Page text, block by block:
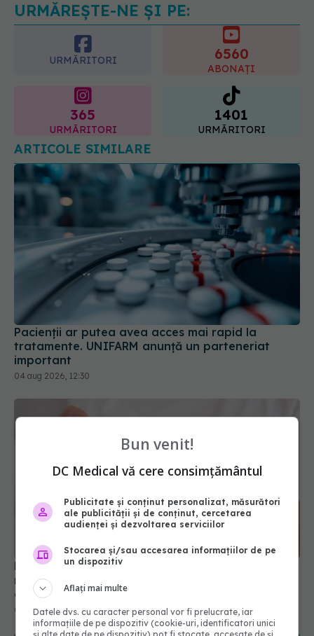
URMĂREȘTE-NE ȘI PE:
URMĂRITORI 6560
ABONAȚI
365
URMĂRITORI
1401
URMĂRITORI
ARTICOLE SIMILARE
Pacienții ar putea avea acces mai rapid la
tratamente. UNIFARM anunță un parteneriat
important
04 aug 2026, 12:30
Persoanele peste 65 de ani care iau multe
medicamente ar putea avea un risc mai mare de
deces. Ce arată studiul
03 aug 2026, 15:21
Bun venit!
DC Medical vă cere consimțământul
Publicitate și conținut personalizat, măsurători
ale publicității și de conținut, cercetarea
audienței și dezvoltarea serviciilor
Stocarea și/sau accesarea informațiilor de pe
un dispozitiv
Aflați mai multe
Datele dvs. cu caracter personal vor fi prelucrate, iar
informațiile de pe dispozitiv (cookie-uri, identificatori unici